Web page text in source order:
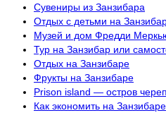
Сувениры из Занзибара
Отдых с детьми на
Музей и дом Фредди
Тур на Занзибар или
Отдых на Занзибаре
Фрукты на Занзибаре
Prison island — остров
Как экономить на Занзибаре